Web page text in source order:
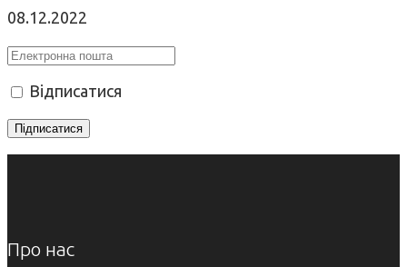
08.12.2022
Відписатися
Про нас